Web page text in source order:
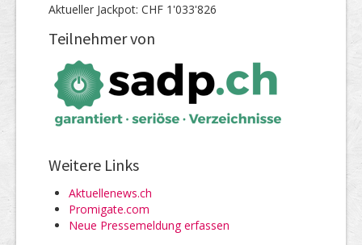
Aktueller Jackpot: CHF 1'033'826
Teilnehmer von
Weitere Links
Aktuellenews.ch
Promigate.com
Neue Pressemeldung erfassen